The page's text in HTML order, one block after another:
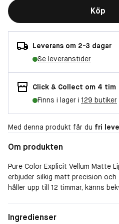
Köp
Leverans om 2-3 dagar
Se leveranstider
Click & Collect om 4 tim
Finns i lager i 129 butiker
Med denna produkt får du fri
Om produkten
Pure Color Explicit Vellum Matte
erbjuder silkig matt precision och
håller upp till 12 timmar, känns
designen säkerställer exakt
Ingredienser